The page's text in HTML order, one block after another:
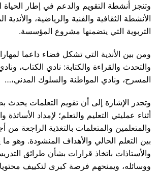
وتنجز أنشطة التقويم والدعم في إطار
الأنشطة الثقافية والفنية والرياضية، والأندية
التربوية التي يتضمنها مشروع المؤسسة.
ومن بين الأندية التي تشكل فضاء داعما
والتحدث والقراءة والكتابة: نادي الكتاب،
المسرح، ونادي المواطنة والسلوك المدني،…
وتجدر الإشارة إلى أن تقويم التعلمات
أثناء عمليتي التعليم والتعلم؛ لإمداد الأساتذة
والمتعلمين والمتعلمات بالتغذية الراجعة من
بين التعلم الحالي والأهداف المنشودة. وهو
والأستاذات باتخاذ قرارات بشأن طرائق
ووسائله، ويمنحهم فرصة كبرى لتكييف